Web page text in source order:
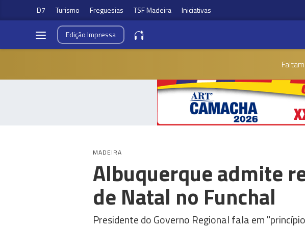
D7 Turismo Freguesias TSF Madeira Iniciativas
EdiçãoImpressa
Faltam
MADEIRA
Albuquerque admite
de Natal no Funchal
Presidente do Governo Regional fala em